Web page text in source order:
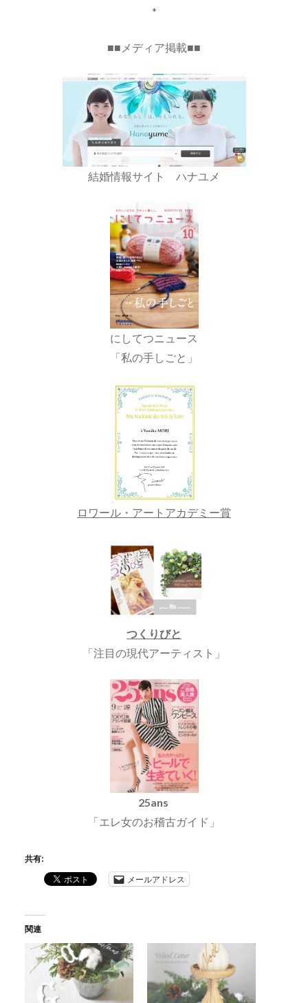
*
■■メディア掲載■■
結婚情報サイト ハナユメ
にしてつニュース
「私の手しごと」
ロワール・アートアカデミー賞
つくりびと
「注目の現代アーティスト」
25ans
「エレ女のお稽古ガイド」
共有:
メールアドレス
関連